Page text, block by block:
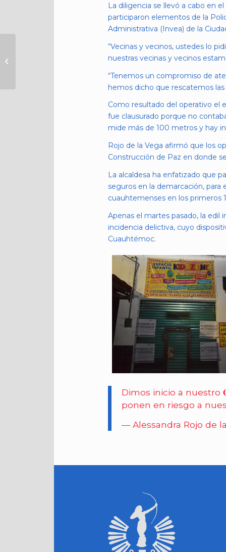
La diligencia se llevó a cabo en
participaron elementos de la
Administrativa (Invea) de la
“Vecinas y vecinos, ustedes lo
nuestras vecinas y vecinos
“Tenemos un compromiso de
hemos dicho que rescatemos
Como resultado del operativo el
fue clausurado porque no
mide más de 100 metros y hay
Rojo de la Vega afirmó que los
Construcción de Paz en donde
La alcaldesa ha enfatizado que
seguros en la demarcación, para
cuauhtemenses en los primeros
Apenas el martes pasado, la edil
incidencia delictiva, cuyo
Cuauhtémoc.
Dimos inicio a nuestro
ponen en riesgo a
— Alessandra Rojo de